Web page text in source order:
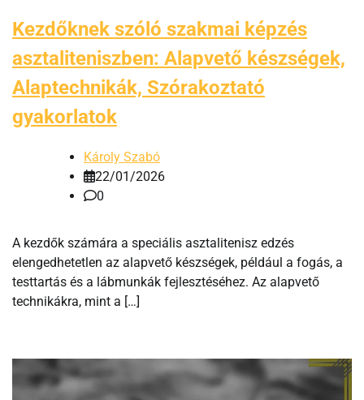
Kezdőknek szóló szakmai képzés
asztaliteniszben: Alapvető készségek,
Alaptechnikák, Szórakoztató
gyakorlatok
Károly Szabó
22/01/2026
0
A kezdők számára a speciális asztalitenisz edzés
elengedhetetlen az alapvető készségek, például a fogás, a
testtartás és a lábmunkák fejlesztéséhez. Az alapvető
technikákra, mint a […]